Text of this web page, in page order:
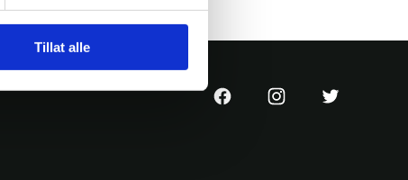
Tillat alle
KrF
KrF
KrF